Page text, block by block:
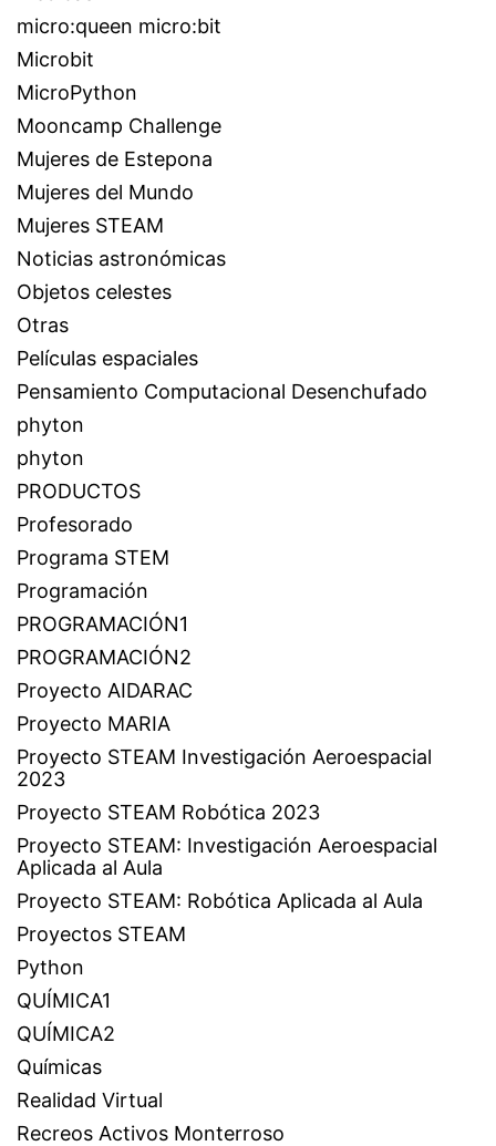
micro:queen micro:bit
Microbit
MicroPython
Mooncamp Challenge
Mujeres de Estepona
Mujeres del Mundo
Mujeres STEAM
Noticias astronómicas
Objetos celestes
Otras
Películas espaciales
Pensamiento Computacional Desenchufado
phyton
phyton
PRODUCTOS
Profesorado
Programa STEM
Programación
PROGRAMACIÓN1
PROGRAMACIÓN2
Proyecto AIDARAC
Proyecto MARIA
Proyecto STEAM Investigación Aeroespacial
2023
Proyecto STEAM Robótica 2023
Proyecto STEAM: Investigación Aeroespacial
Aplicada al Aula
Proyecto STEAM: Robótica Aplicada al Aula
Proyectos STEAM
Python
QUÍMICA1
QUÍMICA2
Químicas
Realidad Virtual
Recreos Activos Monterroso